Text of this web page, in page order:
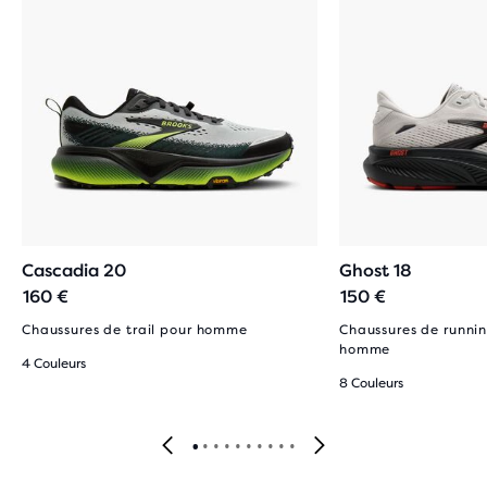
Cascadia 20
160 €
Chaussures de trail pour homme
4 Couleurs
Ghost 18
150 €
Chaussures de
homme
8 Couleurs